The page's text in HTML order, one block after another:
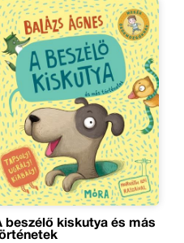
beszélő kiskutya és más